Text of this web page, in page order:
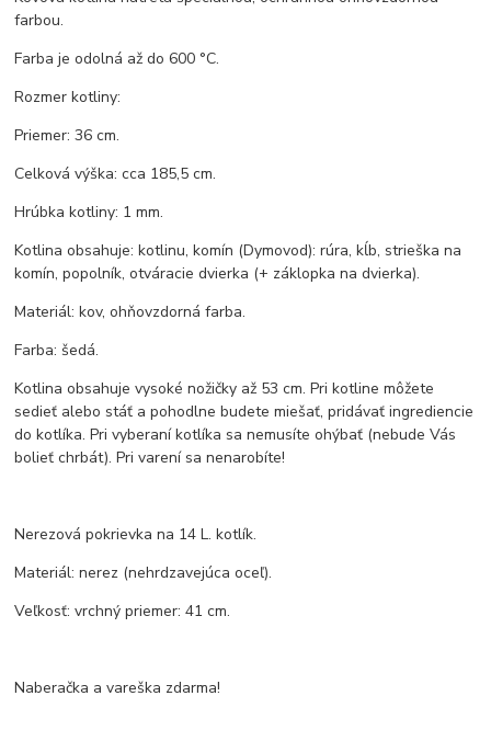
farbou.
Farba je odolná až do 600 °C.
Rozmer kotliny:
Priemer: 36 cm.
Celková výška: cca 185,5 cm.
Hrúbka kotliny: 1 mm.
Kotlina obsahuje: kotlinu, komín (Dymovod): rúra, kĺb, strieška na
komín, popolník, otváracie dvierka (+ záklopka na dvierka).
Materiál: kov, ohňovzdorná farba.
Farba: šedá.
Kotlina obsahuje vysoké nožičky až 53 cm. Pri kotline môžete
sedieť alebo stáť a pohodlne budete miešať, pridávať ingrediencie
do kotlíka. Pri vyberaní kotlíka sa nemusíte ohýbať (nebude Vás
bolieť chrbát). Pri varení sa nenarobíte!
Nerezová pokrievka na 14 L. kotlík.
Materiál: nerez (nehrdzavejúca oceľ).
Veľkosť: vrchný priemer: 41 cm.
Naberačka a vareška zdarma!